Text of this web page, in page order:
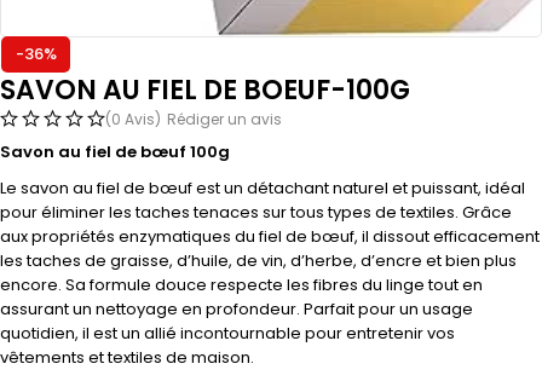
-36%
SAVON AU FIEL DE BOEUF-100G
(0 Avis) Rédiger un avis
Savon au fiel de bœuf 100g
Le savon au fiel de bœuf est un détachant naturel et puissant, idéal
pour éliminer les taches tenaces sur tous types de textiles. Grâce
aux propriétés enzymatiques du fiel de bœuf, il dissout efficacement
les taches de graisse, d’huile, de vin, d’herbe, d’encre et bien plus
encore. Sa formule douce respecte les fibres du linge tout en
assurant un nettoyage en profondeur. Parfait pour un usage
quotidien, il est un allié incontournable pour entretenir vos
vêtements et textiles de maison.